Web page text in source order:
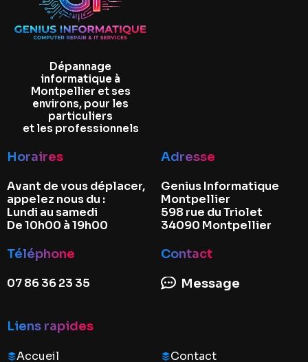
Dépannage
informatique à
Montpellier et ses
environs, pour les
particuliers
et les professionnels
Horaires Adresse
Avant de vous déplacer,
appelez nous du :
Lundi au samedi
De 10h00 à 19h00
Genius Informatique
Montpellier
598 rue du Triolet
34090 Montpellier
Téléphone Contact
07 86 36 23 35 Message
Liens rapides
Accueil Contact